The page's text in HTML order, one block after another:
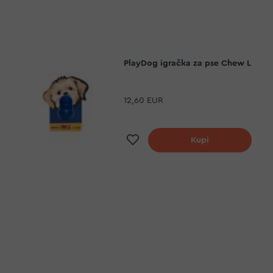
PlayDog igračka za pse Chew L
12,60 EUR
Dodaj na listu želja
Kupi